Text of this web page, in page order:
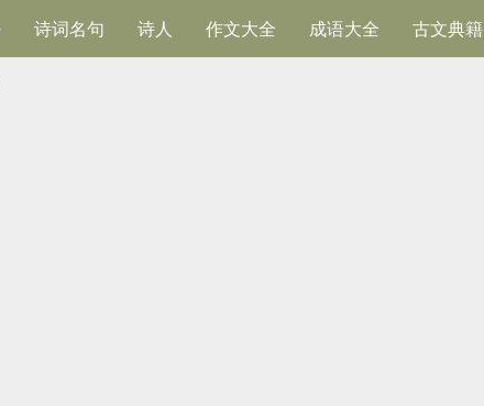
诗词名句 诗人 作文大全 成语大全 古文典籍